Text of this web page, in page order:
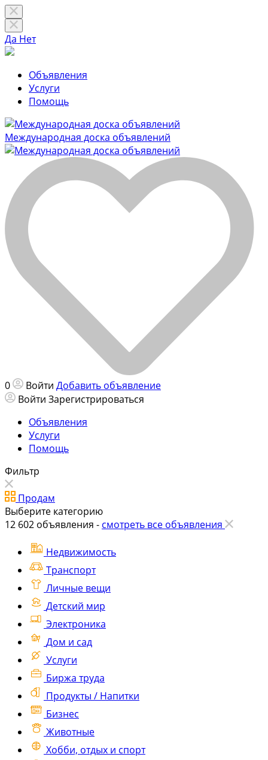
Да Нет
Объявления
Услуги
Помощь
Международная доска объявлений
0 Войти Добавить объявление
Войти Зарегистрироваться
Объявления
Услуги
Помощь
Фильтр
Продам
Выберите категорию
12 602 объявления - смотреть все объявления
Недвижимость
Транспорт
Личные вещи
Детский мир
Электроника
Дом и сад
Услуги
Биржа труда
Продукты / Напитки
Бизнес
Животные
Хобби, отдых и спорт